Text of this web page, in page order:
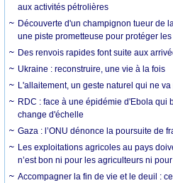
aux activités pétrolières
Découverte d'un champignon tueur de
une piste prometteuse pour protéger
Des renvois rapides font suite aux
Ukraine : reconstruire, une vie à la fois
L'allaitement, un geste naturel qui ne
RDC : face à une épidémie d'Ebola qui
change d'échelle
Gaza : l’ONU dénonce la poursuite de
Les exploitations agricoles au pays
n’est bon ni pour les agriculteurs ni
Accompagner la fin de vie et le deuil :